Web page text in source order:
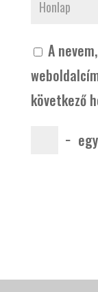
A
következő
− egy